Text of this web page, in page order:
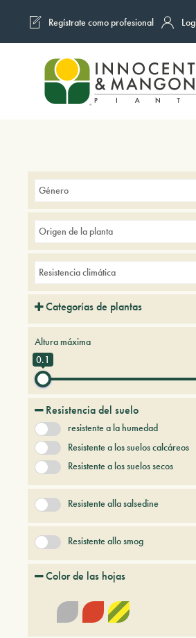
Skip to main content
Regístrate como profesional
Género
Origen de la planta
Resistencia climática
Categorías de plantas
Arboles y arbustos persistentes
Árboles y plantas del futuro
Coníferas
Enredaderas
Gramineas
+ Mostrar más
Altura máxima
0.1
Resistencia del suelo
resistente a la humedad
Resistente a los suelos calcáreos
Resistente a los suelos secos
Resistente alla salsedine
Resistente allo smog
Color de las hojas